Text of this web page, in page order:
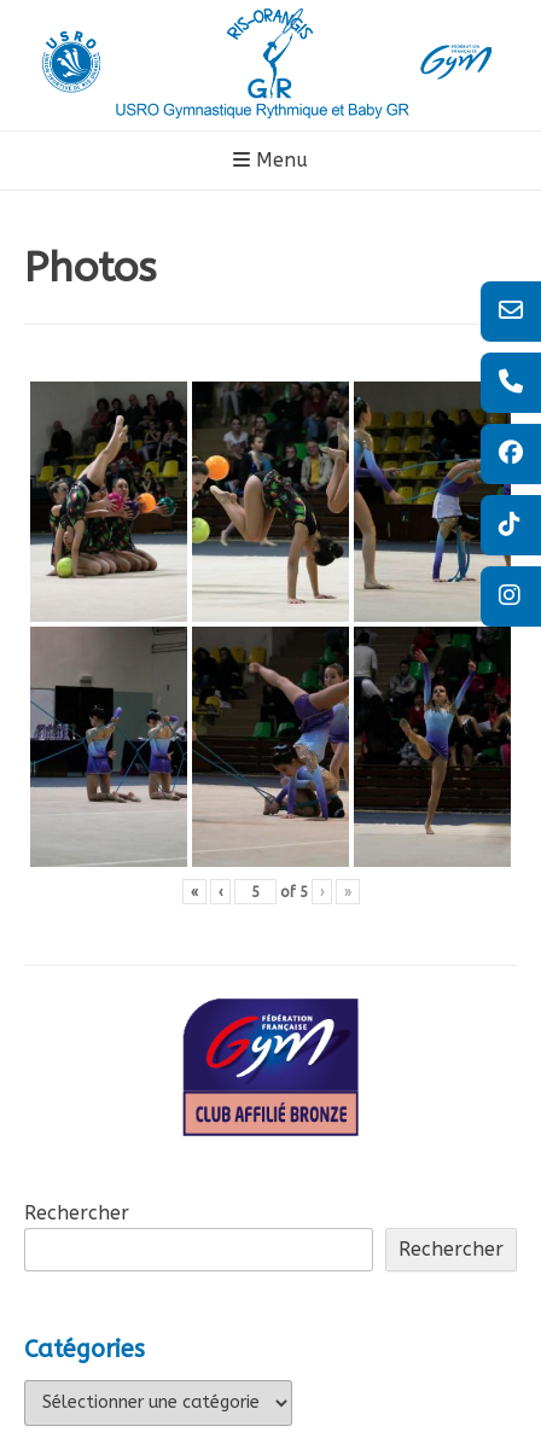
contenu
Menu
Photos
« ‹ of 5 › »
Rechercher
Rechercher
Catégories
Catégories